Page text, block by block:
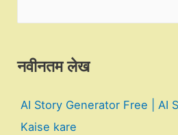
नवीनतम लेख
AI Story Generator Free | AI
Kaise kare